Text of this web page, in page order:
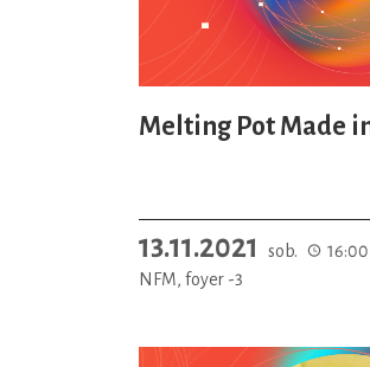
Melting Pot Made
13.11.2021 sob.
16:00
NFM, foyer -3